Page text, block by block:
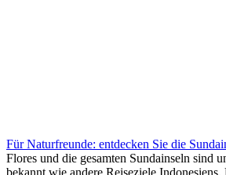
Für Naturfreunde: entdecken Sie die
Flores und die gesamten Sundainseln sind
bekannt wie andere Reiseziele